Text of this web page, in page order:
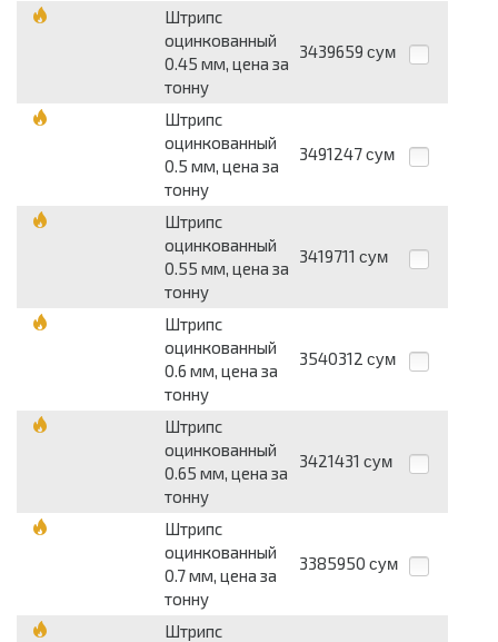
Штрипс
оцинкованный
0.45 мм, цена за
тонну
3439659 сум
Штрипс
оцинкованный
0.5 мм, цена за
тонну
3491247 сум
Штрипс
оцинкованный
0.55 мм, цена за
тонну
3419711 сум
Штрипс
оцинкованный
0.6 мм, цена за
тонну
3540312 сум
Штрипс
оцинкованный
0.65 мм, цена за
тонну
3421431 сум
Штрипс
оцинкованный
0.7 мм, цена за
тонну
3385950 сум
Штрипс